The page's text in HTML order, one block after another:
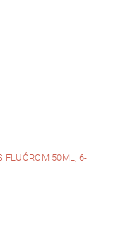
FLUÓROM 50ML, 6-